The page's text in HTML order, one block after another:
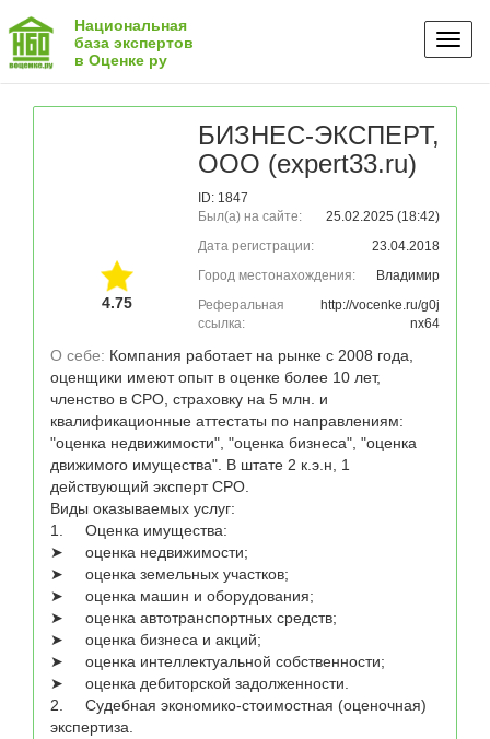
Национальная
база экспертов
в Оценке ру
4.75
БИЗНЕС-ЭКСПЕРТ,
ООО (expert33.ru)
ID: 1847
Был(а) на сайте:
25.02.2025 (18:42)
Дата регистрации:
23.04.2018
Город местонахождения:
Владимир
Реферальная
ссылка:
http://vocenke.ru/g0j
nx64
О себе: Компания работает на рынке с 2008 года,
оценщики имеют опыт в оценке более 10 лет,
членство в СРО, страховку на 5 млн. и
квалификационные аттестаты по направлениям:
"оценка недвижимости", "оценка бизнеса", "оценка
движимого имущества". В штате 2 к.э.н, 1
действующий эксперт СРО.
Виды оказываемых услуг:
1.	Оценка имущества:
➤	оценка недвижимости;
➤	оценка земельных участков;
➤	оценка машин и оборудования;
➤	оценка автотранспортных средств;
➤	оценка бизнеса и акций;
➤	оценка интеллектуальной собственности;
➤	оценка дебиторской задолженности.
2.	Судебная экономико-стоимостная (оценочная)
экспертиза.